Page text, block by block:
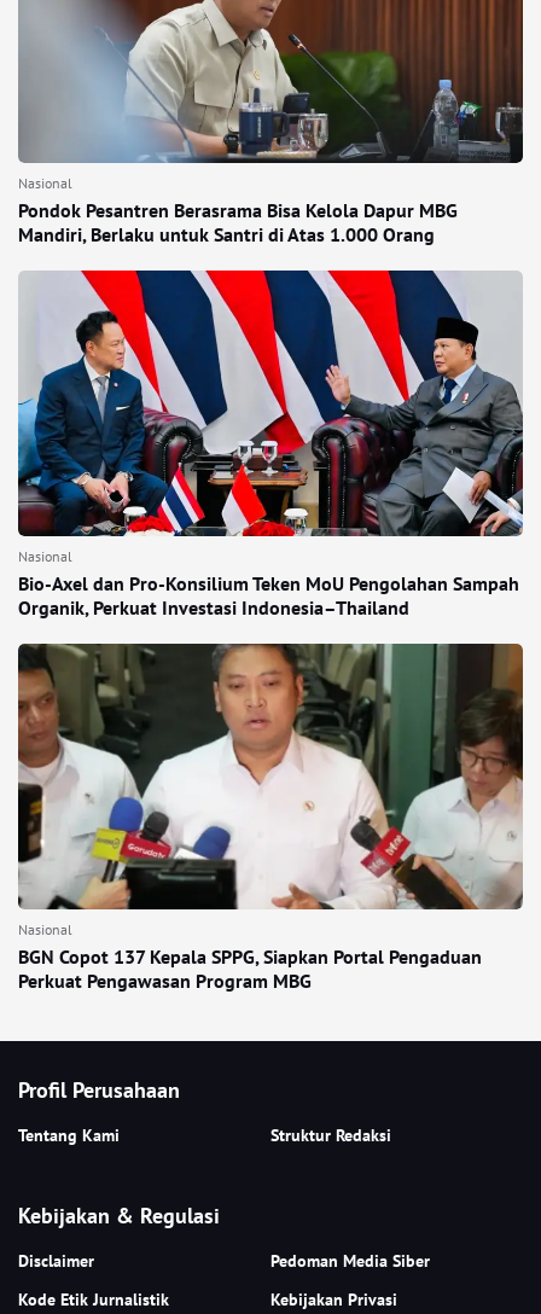
Nasional
Pondok Pesantren Berasrama Bisa Kelola Dapur MBG
Mandiri, Berlaku untuk Santri di Atas 1.000 Orang
Nasional
Bio-Axel dan Pro-Konsilium Teken MoU Pengolahan Sampah
Organik, Perkuat Investasi Indonesia–Thailand
Nasional
BGN Copot 137 Kepala SPPG, Siapkan Portal Pengaduan
Perkuat Pengawasan Program MBG
Profil Perusahaan
Tentang Kami Struktur Redaksi
Kebijakan & Regulasi
Disclaimer
Pedoman Media Siber
Kode Etik Jurnalistik
Kebijakan Privasi